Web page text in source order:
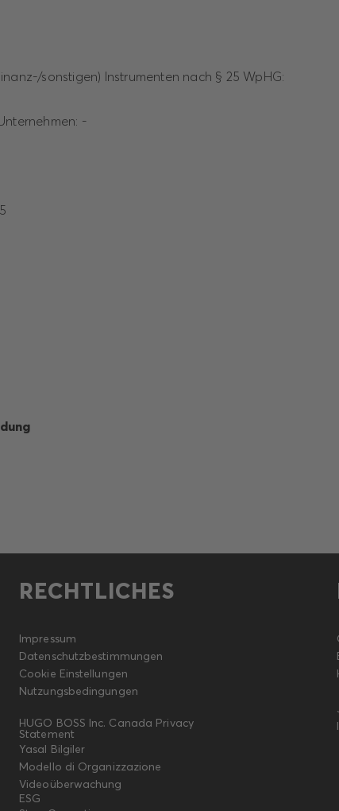
sonstigen) Instrumenten nach § 25 WpHG:
-
2015
RECHTLICHES
Impressum
Datenschutzbestimmungen
Cookie Einstellungen
Nutzungsbedingungen
HUGO BOSS Inc. Canada Privacy
Statement
Yasal Bilgiler
Modello di Organizzazione
Videoüberwachung
ESG